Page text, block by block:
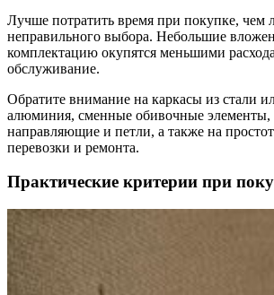
Лучше потратить время при покупке, чем
неправильного выбора. Небольшие
комплектацию окупятся меньшими
обслуживание.
Обратите внимание на каркасы из стали
алюминия, сменные обивочные элементы,
направляющие и петли, а также на
перевозки и ремонта.
Практические критерии при